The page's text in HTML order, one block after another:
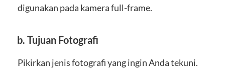
digunakan pada kamera full-frame.
b. Tujuan Fotografi
Pikirkan jenis fotografi yang ingin Anda tekuni.